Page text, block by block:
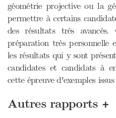
géométrie projective ou la
permettre à certains
des résultats très avancés.
préparation très personnelle
les résultats qui y sont
candidates et candidats à
cette épreuve d'exemples
Autres rapports +